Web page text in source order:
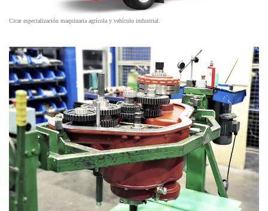
Cicar especialización maquinaria agrícola y vehículo industrial.